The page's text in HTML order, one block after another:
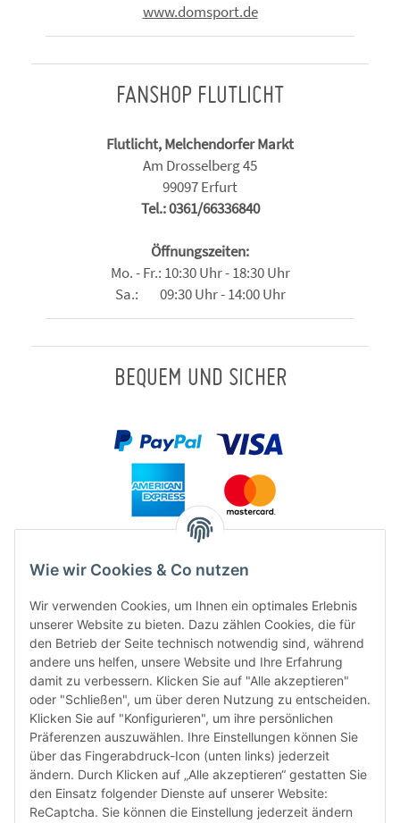
www.domsport.de
FANSHOP FLUTLICHT
Flutlicht, Melchendorfer Markt
Am Drosselberg 45
99097 Erfurt
Tel.: 0361/66336840
Öffnungszeiten:
Mo. - Fr.: 10:30 Uhr - 18:30 Uhr
Sa.: 09:30 Uhr - 14:00 Uhr
BEQUEM UND SICHER
FÜR EUCH UNTERWEGS
Wie wir Cookies & Co nutzen
Wir verwenden Cookies, um Ihnen ein optimales Erlebnis
unserer Website zu bieten. Dazu zählen Cookies, die für
den Betrieb der Seite technisch notwendig sind, während
andere uns helfen, unsere Website und Ihre Erfahrung
damit zu verbessern. Klicken Sie auf "Alle akzeptieren"
oder "Schließen", um über deren Nutzung zu entscheiden.
Klicken Sie auf "Konfigurieren", um ihre persönlichen
Präferenzen auszuwählen. Ihre Einstellungen können Sie
über das Fingerabdruck-Icon (unten links) jederzeit
ändern. Durch Klicken auf „Alle akzeptieren“ gestatten Sie
den Einsatz folgender Dienste auf unserer Website:
ReCaptcha. Sie können die Einstellung jederzeit ändern